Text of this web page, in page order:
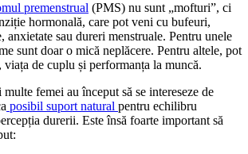
premenstrual (PMS) nu sunt „mofturi”, ci
hormonală, care pot veni cu bufeuri,
anxietate sau dureri menstruale. Pentru unele
sunt doar o mică neplăcere. Pentru altele, pot
viața de cuplu și performanța la muncă.
femei au început să se intereseze de
posibil suport natural pentru echilibru
durerii. Este însă foarte important să